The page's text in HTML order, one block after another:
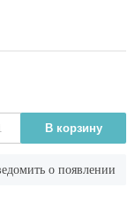
В корзину
о появлении